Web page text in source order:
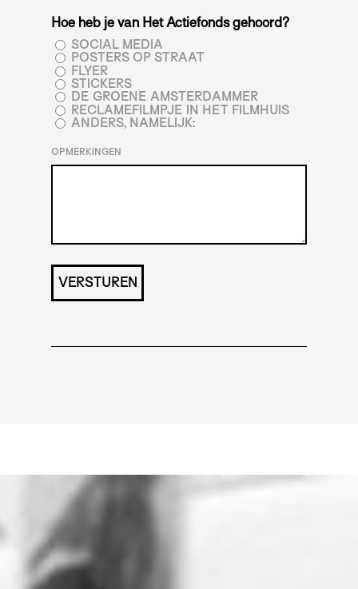
Hoe heb je van Het Actiefonds gehoord?
SOCIAL MEDIA
POSTERS OP STRAAT
FLYER
STICKERS
DE GROENE AMSTERDAMMER
RECLAMEFILMPJE IN HET FILMHUIS
ANDERS, NAMELIJK:
OPMERKINGEN